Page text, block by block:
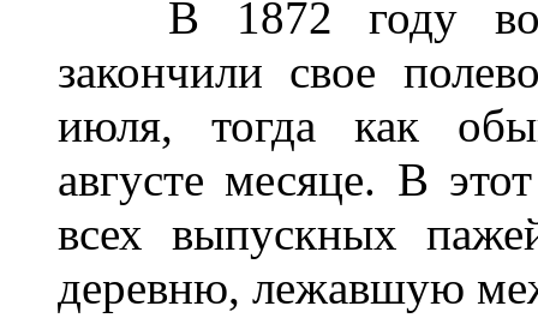
В 1872 году
закончили свое
июля, тогда как
августе месяце. В
всех выпускных
деревню, лежавшую